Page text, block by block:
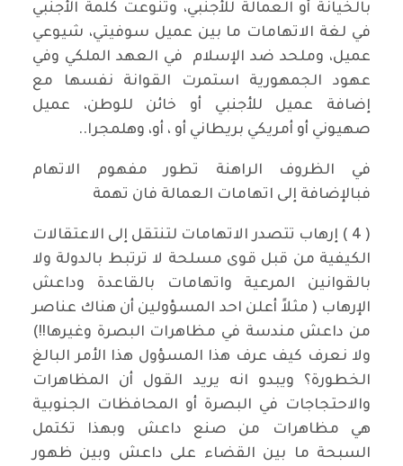
بالخيانة أو العمالة للأجنبي، وتنوعت كلمة الأجنبي
في لغة الاتهامات ما بين عميل سوفيتي، شيوعي
عميل، وملحد ضد الإسلام في العهد الملكي وفي
عهود الجمهورية استمرت القوانة نفسها مع
إضافة عميل للأجنبي أو خائن للوطن، عميل
صهيوني أو أمريكي بريطاني أو ، أو، وهلمجرا..
في الظروف الراهنة تطور مفهوم الاتهام
فبالإضافة إلى اتهامات العمالة فان تهمة
( 4 ) إرهاب تتصدر الاتهامات لتنتقل إلى الاعتقالات
الكيفية من قبل قوى مسلحة لا ترتبط بالدولة ولا
بالقوانين المرعية واتهامات بالقاعدة وداعش
الإرهاب ( مثلاً أعلن احد المسؤولين أن هناك عناصر
من داعش مندسة في مظاهرات البصرة وغيرها!!)
ولا نعرف كيف عرف هذا المسؤول هذا الأمر البالغ
الخطورة؟ ويبدو انه يريد القول أن المظاهرات
والاحتجاجات في البصرة أو المحافظات الجنوبية
هي مظاهرات من صنع داعش وبهذا تكتمل
السبحة ما بين القضاء على داعش وبين ظهور